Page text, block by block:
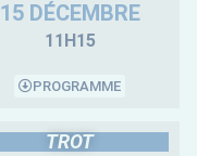
15 DÉCEMBRE
11H15
PROGRAMME
TROT